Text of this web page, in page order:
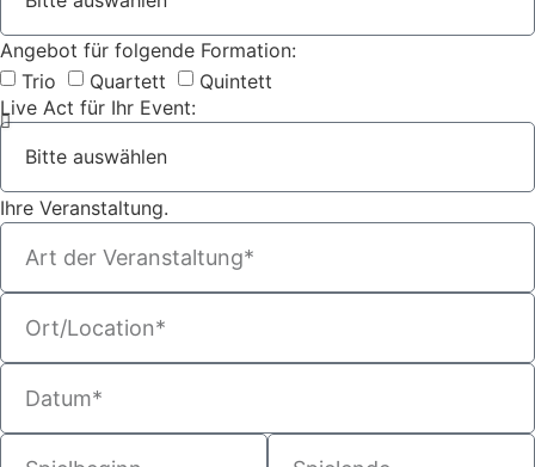
Angebot für folgende Formation:
Trio
Quartett
Quintett
Live Act für Ihr Event:
Ihre Veranstaltung.